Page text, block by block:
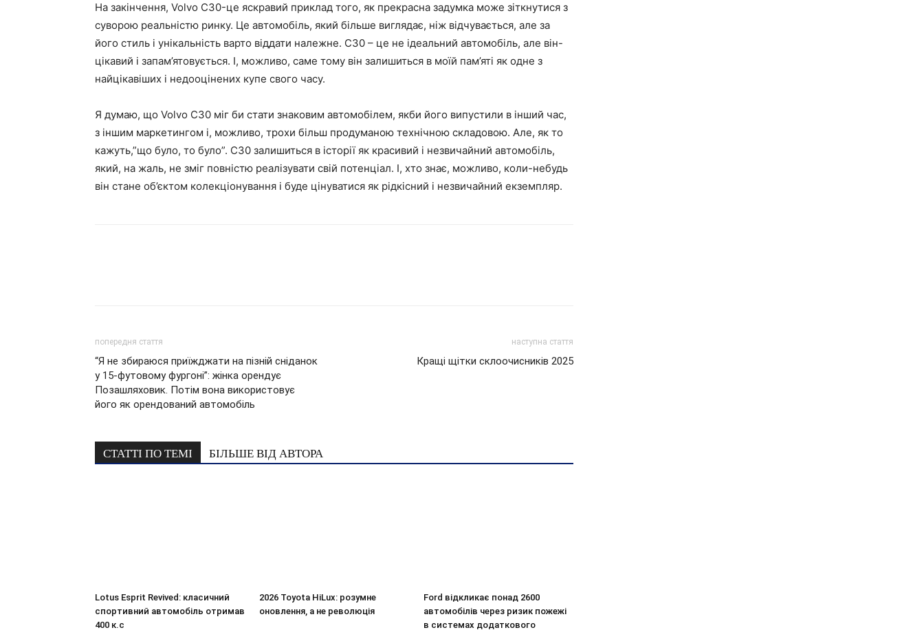
На закінчення, Volvo C30-це яскравий приклад того, як прекрасна задумка може зіткнутися з
суворою реальністю ринку. Це автомобіль, який більше виглядає, ніж відчувається, але за
його стиль і унікальність варто віддати належне. C30 – це не ідеальний автомобіль, але він-
цікавий і запам’ятовується. І, можливо, саме тому він залишиться в моїй пам’яті як одне з
найцікавіших і недооцінених купе свого часу.
Я думаю, що Volvo C30 міг би стати знаковим автомобілем, якби його випустили в інший час,
з іншим маркетингом і, можливо, трохи більш продуманою технічною складовою. Але, як то
кажуть,”що було, то було”. C30 залишиться в історії як красивий і незвичайний автомобіль,
який, на жаль, не зміг повністю реалізувати свій потенціал. І, хто знає, можливо, коли-небудь
він стане об’єктом колекціонування і буде цінуватися як рідкісний і незвичайний екземпляр.
попередня стаття
“Я не збираюся приїжджати на пізній сніданок
у 15-футовому фургоні”: жінка орендує
Позашляховик. Потім вона використовує
його як орендований автомобіль
наступна стаття
Кращі щітки склоочисників 2025
СТАТТІ ПО ТЕМІ БІЛЬШЕ ВІД АВТОРА
Lotus Esprit Revived: класичний
спортивний автомобіль отримав
400 к.с
2026 Toyota HiLux: розумне
оновлення, а не революція
Ford відкликає понад 2600
автомобілів через ризик пожежі
в системах додаткового